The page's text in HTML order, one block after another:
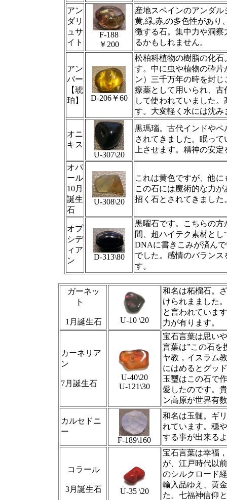
アン
ダリ
ュサ
イト
F-188
￥200
産地スペインのアンダ
黄,緑,赤,の多色性があり
徴する石。集中力や洞
るかもしれません。
アン
バー
【琥
珀】
D-206￥60
松柏科植物の樹脂の化
す。中に虫や植物の砕
ン）三千万年の時を封
療薬として用いられ、
して使われていました
す。大変軽く水には沈
オニ
キス
U-307\20
黒瑪瑙。古代インドや
されてきました。眠っ
上させます。精神の安
オパ
ール
10月
誕生
石
U-308\20
これは黄色ですが、他
この石には魔術的な力
招く石とされてきまし
オプ
シデ
ィア
ン
D-313\80
黒曜石です。こちらの
間、超ハイテク素材と
DNAに書きこみが済ん
でした。感情のバラン
す。
ガーネッ
ト
1月誕生石 U-10 \20
和名は柘榴石。
けられまました
と言われていま
力が有ります。
カーネ リア
ン
7月誕生石
U-40\20
U-121\30
宝石言葉は思い
言葉は”この石を
ヤ教，イスラム
にはめるとグッ
玉璽はこの石で
愛したのです。
ン高原が世界有
カルセドニ
ー
F-189\160
和名は玉髄。ギ
れています。穏
する事が出来る
コラール
3月誕生石 U‐35 \20
宝石言葉は幸福
が、江戸時代以
のシルクロード
輸入品ゆえ、黄
た。七福神信仰